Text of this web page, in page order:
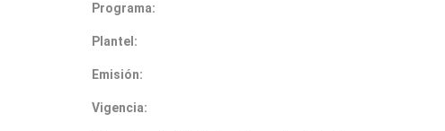
Programa:
Plantel:
Emisión:
Vigencia: